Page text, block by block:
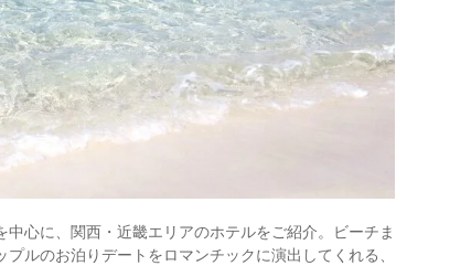
心に、関西・近畿エリアのホテルをご紹介。ビーチま
ルのお泊りデートをロマンチックに演出してくれる、